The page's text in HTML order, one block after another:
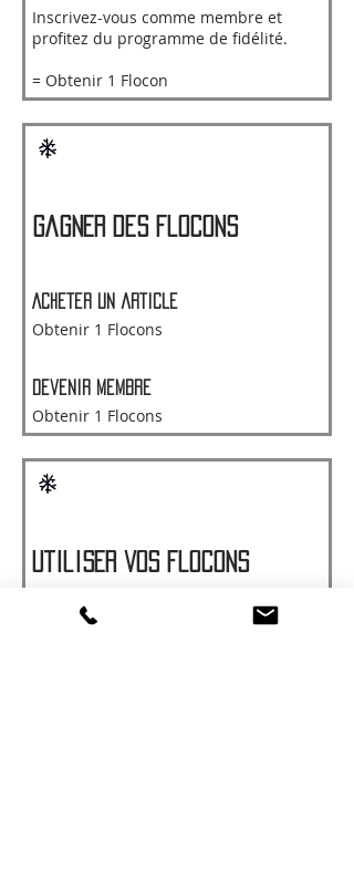
Inscrivez-vous comme membre et
profitez du programme de fidélité.
= Obtenir 1 Flocon
Gagner des flocons
Acheter un article
Obtenir 1 Flocons
Devenir membre
Obtenir 1 Flocons
Utiliser vos flocons